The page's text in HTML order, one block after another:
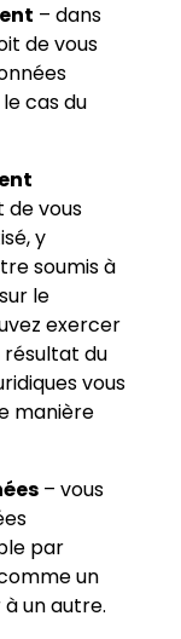
– dans
de vous
cas du
de vous
y
soumis à
le
exercer
résultat du
vous
manière
– vous
par
un
un autre.